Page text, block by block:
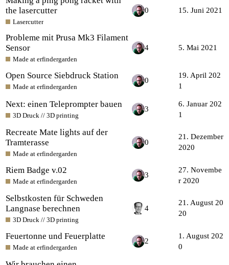
the lasercutter
Lasercutter
0 15. Juni 2021
Probleme mit Prusa Mk3 Filament
Sensor
Made at erfindergarden
4 5. Mai 2021
Open Source Siebdruck Station
Made at erfindergarden
0
19. April 202
1
Next: einen Teleprompter bauen
3D Druck // 3D printing
3
6. Januar 202
1
Recreate Mate lights auf der
Tramterasse
Made at erfindergarden
0
21. Dezember
2020
Riem Badge v.02
Made at erfindergarden
3
27. Novembe
r 2020
Selbstkosten für Schweden
Langnase berechnen
3D Druck // 3D printing
4
21. August 20
20
Feuertonne und Feuerplatte
Made at erfindergarden
2
1. August 202
0